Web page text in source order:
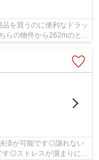
を買うのに便利なドラッ
らの物件から262mのとこ
...
済が可能です◎譲れない
◎ストレスが溜まりにく